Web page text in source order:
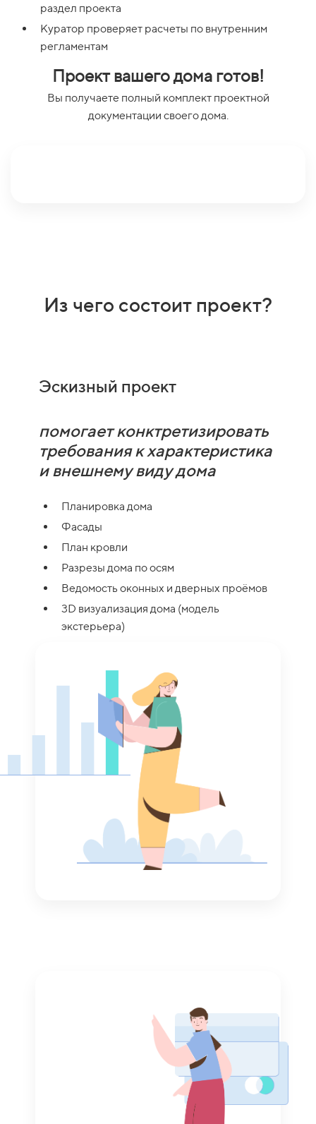
раздел проекта
Куратор проверяет расчеты по внутренним
регламентам
Проект вашего дома готов!
Вы получаете полный комплект проектной
документации своего дома.
Из чего состоит проект?
Эскизный проект
помогает конктретизировать
требования к характеристика
и внешнему виду дома
Планировка дома
Фасады
План кровли
Разрезы дома по осям
Ведомость оконных и дверных проёмов
3D визуализация дома (модель
экстерьера)